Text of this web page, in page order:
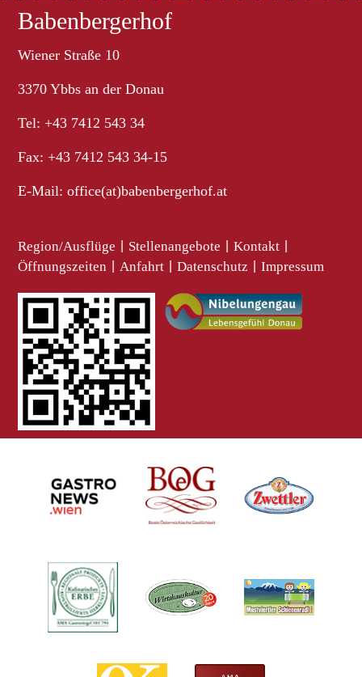
Babenbergerhof
Wiener Straße 10
3370 Ybbs an der Donau
Tel: +43 7412 543 34
Fax: +43 7412 543 34-15
E-Mail:office(at)babenbergerhof.at
Region/Ausflüge Stellenangebote Kontakt
Öffnungszeiten Anfahrt Datenschutz Impressum